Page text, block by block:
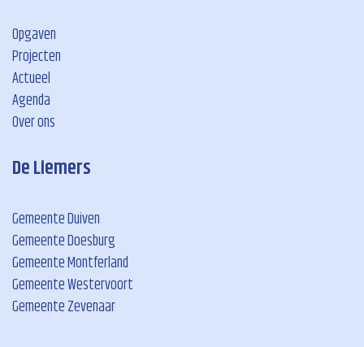
Opgaven
Projecten
Actueel
Agenda
Over ons
De Liemers
Gemeente Duiven
Gemeente Doesburg
Gemeente Montferland
Gemeente Westervoort
Gemeente Zevenaar